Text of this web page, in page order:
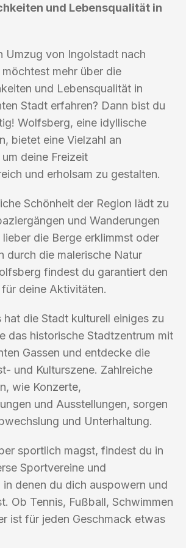
und Lebensqualität in
Umzug von Ingolstadt nach
mehr über die
und Lebensqualität in
Stadt erfahren? Dann bist du
Wolfsberg, eine idyllische
bietet eine Vielzahl an
deine Freizeit
und erholsam zu gestalten.
Schönheit der Region lädt zu
und Wanderungen
die Berge erklimmst oder
durch die malerische Natur
findest du garantiert den
deine Aktivitäten.
hat die Stadt kulturell einiges zu
das historische Stadtzentrum mit
Gassen und entdecke die
und Kulturszene. Zahlreiche
wie Konzerte,
und Ausstellungen, sorgen
und Unterhaltung.
sportlich magst, findest du in
Sportvereine und
in denen du dich auspowern und
Ob Tennis, Fußball, Schwimmen
ist für jeden Geschmack etwas